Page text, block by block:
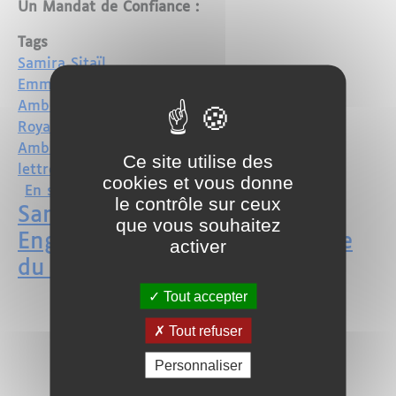
Un Mandat de Confiance :
Tags
Samira Sitaïl
Emmanuel Macron
Ambassadrice
Royaume du Maroc
Ambassade du Maroc
lettres de créance
En savoir plussur Samira Sitaïl Présente ses Lettres
Samira Sitaïl: Une Journaliste
Engagée Devient Ambassadrice
du Maroc en France
Ce site utilise des
cookies et vous donne
le contrôle sur ceux
que vous souhaitez
activer
Tout accepter
Tout refuser
Personnaliser